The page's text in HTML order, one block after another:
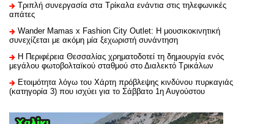
Τριπλή συνεργασία στα Τρίκαλα ενάντια στις τηλεφωνικές
απάτες
Wander Mamas x Fashion City Outlet: Η μουσικοκινητική
συνεχίζεται με ακόμη μία ξεχωριστή συνάντηση
H Περιφέρεια Θεσσαλίας χρηματοδοτεί τη δημιουργία ενός
μεγάλου φωτοβολταϊκού σταθμού στο Διαλεκτό Τρικάλων
Ετοιμότητα λόγω του Χάρτη πρόβλεψης κινδύνου πυρκαγιάς
(κατηγορία 3) που ισχύει για το Σάββατο 1η Αυγούστου